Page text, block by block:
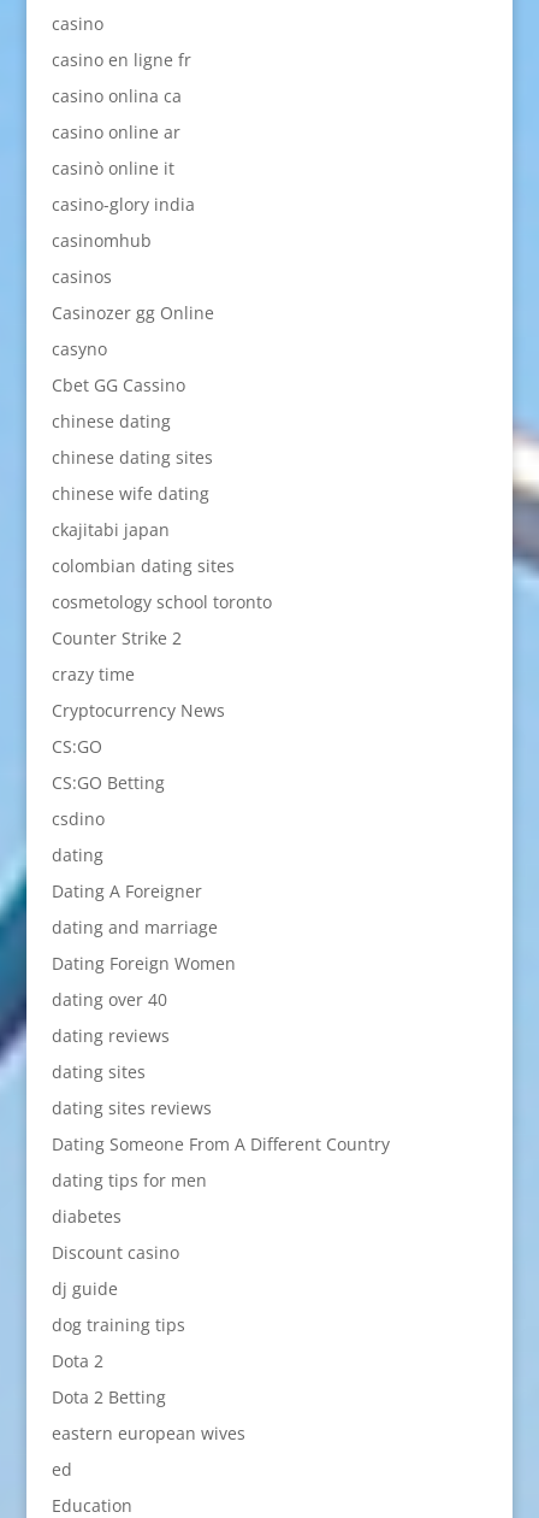
casino
casino en ligne fr
casino onlina ca
casino online ar
casinò online it
casino-glory india
casinomhub
casinos
Casinozer gg Online
casyno
Cbet GG Cassino
chinese dating
chinese dating sites
chinese wife dating
ckajitabi japan
colombian dating sites
cosmetology school toronto
Counter Strike 2
crazy time
Cryptocurrency News
CS:GO
CS:GO Betting
csdino
dating
Dating A Foreigner
dating and marriage
Dating Foreign Women
dating over 40
dating reviews
dating sites
dating sites reviews
Dating Someone From A Different Country
dating tips for men
diabetes
Discount casino
dj guide
dog training tips
Dota 2
Dota 2 Betting
eastern european wives
ed
Education